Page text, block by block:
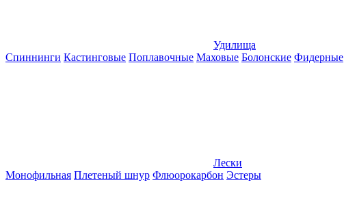
Удилища
Спиннинги Кастинговые Поплавочные Маховые Болонские Фидерные
Лески
Монофильная Плетеный шнур Флюорокарбон Эстеры